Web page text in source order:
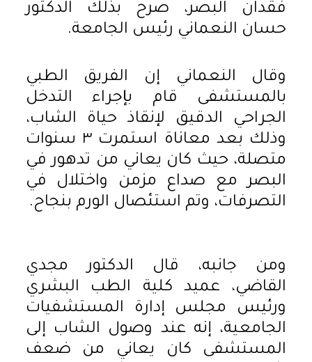
فقدان البصر، صرح بذلك الدكتور
حسان النعماني رئيس الجامعة.
وقال النعماني إن الفريق الطبي
بالمستشفى قام بإجراء التدخل
الجراحي الدقيق لإنقاذ حياة الشاب،
وذلك بعد معاناة استمرت ٣ سنوات
متصلة، حيث كان يعاني من تدهور في
البصر مع صداع مزمن واختلال في
التصرفات، وتم استئصال الورم بنجاح.
ومن جانبه، قال الدكتور مجدي
القاضي، عميد كلية الطب البشري
ورئيس مجلس إدارة المستشفيات
الجامعية، إنه عند وصول الشاب إلى
المستشفى كان يعاني من ضعف